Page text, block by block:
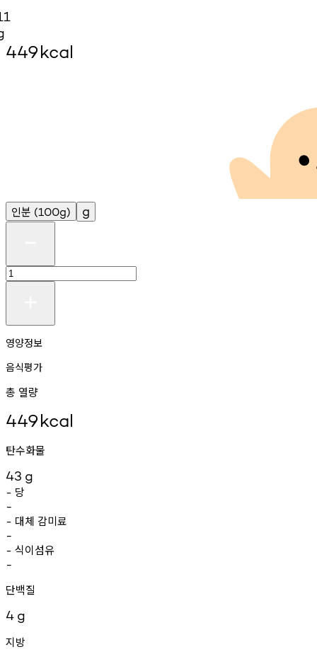
449kcal
인분 (100g) g
영양정보
음식평가
총 열량
449kcal
탄수화물
43 g
- 당
-
- 대체 감미료
-
- 식이섬유
-
단백질
4 g
지방